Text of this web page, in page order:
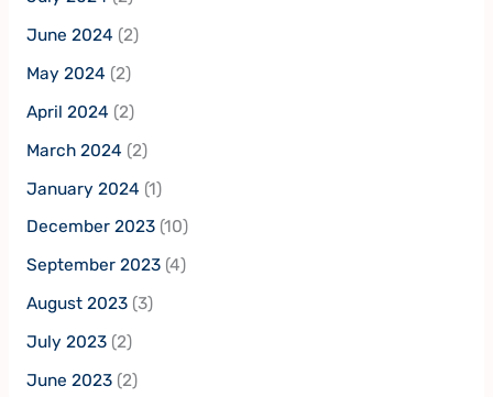
June 2024 (2)
May 2024 (2)
April 2024 (2)
March 2024 (2)
January 2024 (1)
December 2023(10)
September 2023(4)
August 2023(3)
July 2023(2)
June 2023(2)